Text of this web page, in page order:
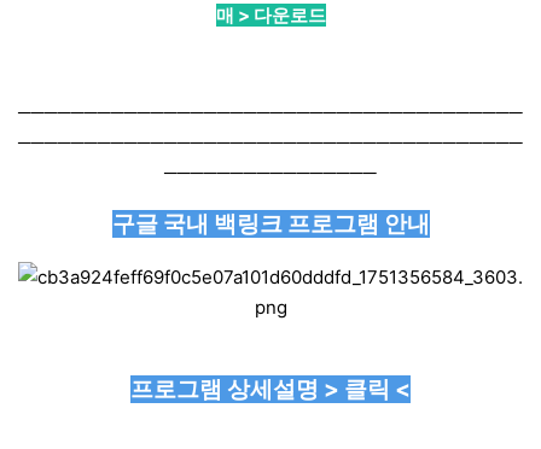
매 > 다운로드
──────────────────────────────────────
──────────────────────────────────────
────────────────
구글 국내 백링크 프로그램 안내
프로그램 상세설명 > 클릭 <